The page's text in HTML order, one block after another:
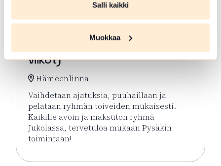
Salli kaikki
Muokkaa
ELO 10 2026
Virkeyttä Viikkoon (parittomat
viikot)
Hämeenlinna
Vaihdetaan ajatuksia, puuhaillaan ja
pelataan ryhmän toiveiden mukaisesti.
Kaikille avoin ja maksuton ryhmä
Jukolassa, tervetuloa mukaan Pysäkin
toimintaan!
Lue lisää tapahtumasta Virkeyttä Viikkoon